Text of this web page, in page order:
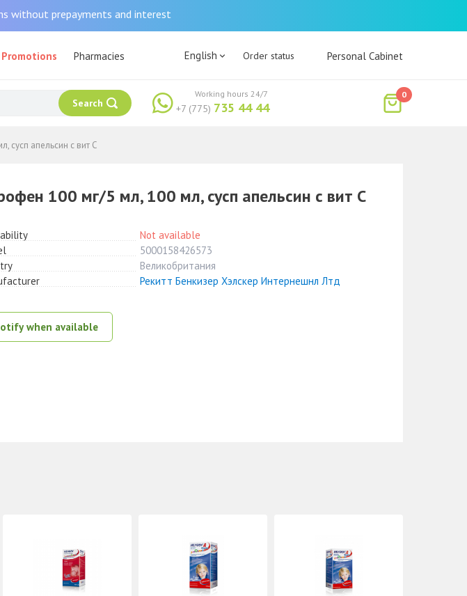
without prepayments and interest
Promotions Pharmacies English Order status Personal Cabinet
Search +7 (775) 735 44 44
Working hours 24/7 0
сусп апельсин с вит С
100 мг/5 мл, 100 мл, сусп апельсин с вит С
Not available
5000158426573
Великобритания
Рекитт Бенкизер Хэлскер Интернешнл Лтд
when available